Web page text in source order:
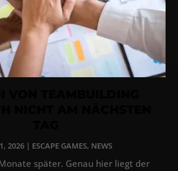
2026 | ESCAPE GAMES, NEWS
später. Genau hier liegt der